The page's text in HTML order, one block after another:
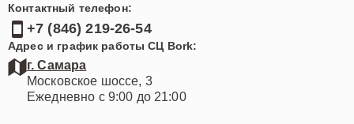
Контактный телефон:
+7 (846) 219-26-54
Адрес и график работы СЦ Bork:
г. Самара
Московское шоссе, 3
Ежедневно с 9:00 до 21:00